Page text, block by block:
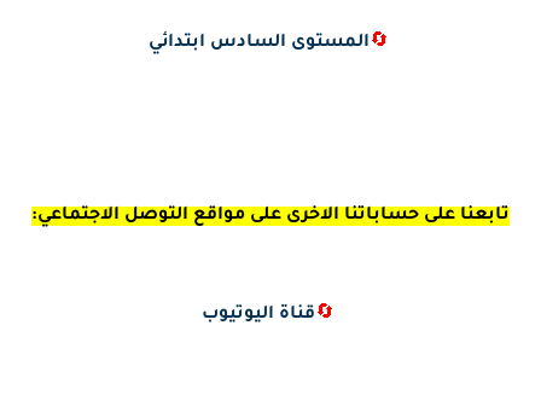
🔄المستوى السادس ابتدائي
تابعنا على حساباتنا الاخرى على مواقع التوصل الاجتماعي:
🔄قناة اليوتيوب